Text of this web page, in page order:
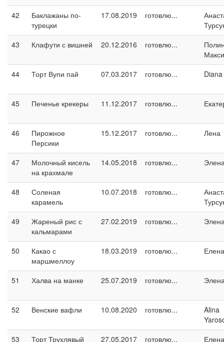
42
Баклажаны по-
турецки
17.08.2019 готовлю...
43
Клафути с вишней 20.12.2016 готовлю...
44
Торт Вупи пай 07.03.2017 готовлю... Diana
45 Печенье крекеры 11.12.2017 готовлю...
46
Пирожное
Персики
15.12.2017 готовлю... Лена
47
Молочный кисель
на крахмале
14.05.2018 готовлю...
48
Соленая
карамель
10.07.2018 готовлю...
49
Жареный рис с
кальмарами
27.02.2019 готовлю...
50
Какао с
маршмеллоу
18.03.2019 готовлю...
51 Халва на манке 25.07.2019 готовлю...
52 Венские вафли 10.08.2020 готовлю...
Alina
53
Торт Трухлявый
27.05.2017 готовлю...